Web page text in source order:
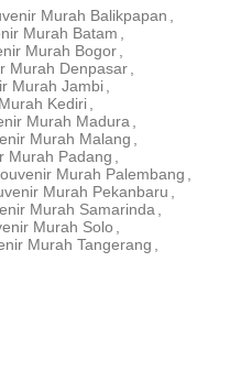
Murah Balikpapan ,
Murah Batam ,
Murah Bogor,
Murah Denpasar,
Murah Jambi,
Kediri,
Murah Madura,
Murah Malang ,
Murah Padang ,
Murah Palembang ,
Murah Pekanbaru ,
Murah Samarinda,
Murah Solo ,
Murah Tangerang ,